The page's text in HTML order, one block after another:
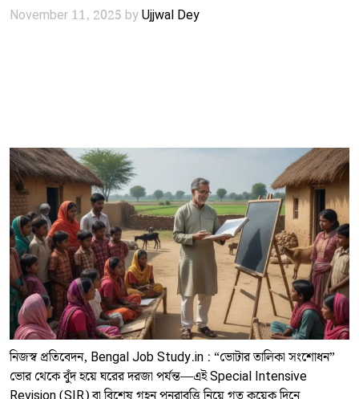
November 11, 2025 byUjjwal Dey
নিজস্ব প্রতিবেদন, Bengal Job Study.in : “ভোটার তালিকা সংশোধন”
ভোর থেকে বুঁদ হয়ে ঘরের দরজা পর্যন্ত—এই Special Intensive